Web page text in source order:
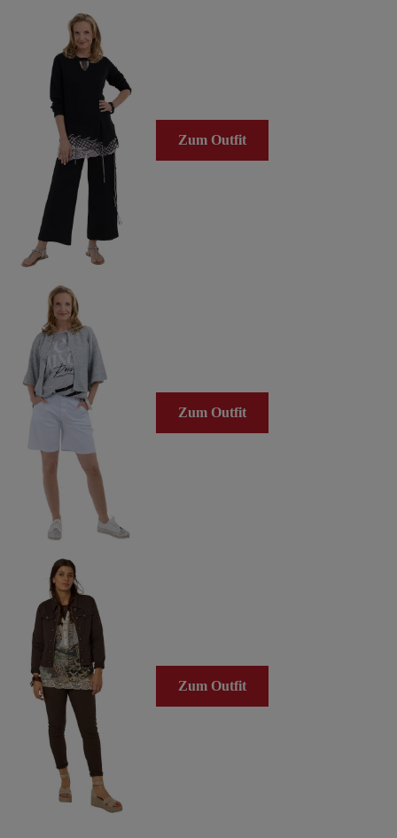
Zum Outfit
Zum Outfit
Zum Outfit